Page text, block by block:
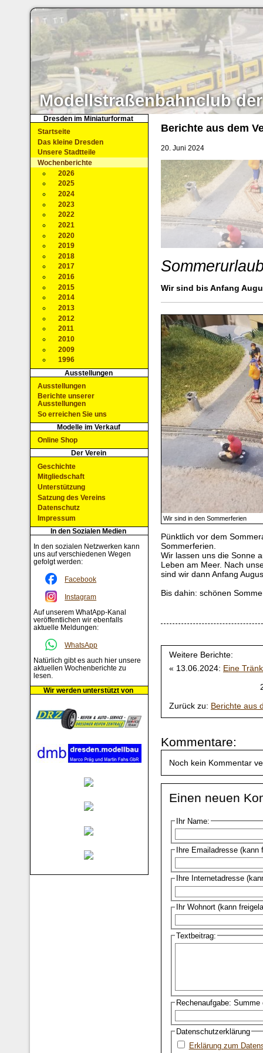
Modellstraßenbahnclub der
Berichte aus dem
20. Juni 2024
Wir sind bis Anfang
Wir sind in den Sommerferien
Pünktlich vor dem
Sommerferien.
Wir lassen uns die Sonne
Leben am Meer. Nach
sind wir dann Anfang
Bis dahin: schönen
Weitere Berichte:
« 13.06.2024: Eine
Zurück zu: Berichte aus
Kommentare:
Noch kein Kommentar
Einen neuen
Ihr Name:
Ihre Emailadresse (kann
Ihre Internetadresse
Ihr Wohnort (kann
Textbeitrag:
Rechenaufgabe:
Datenschutzerklärung
Erklärung zum
Dresden im Miniaturformat
Startseite
Das kleine Dresden
Unsere Stadtteile
Wochenberichte
2026
2025
2024
2023
2022
2021
2020
2019
2018
2017
2016
2015
2014
2013
2012
2011
2010
2009
1996
Ausstellungen
Ausstellungen
Berichte unserer
Ausstellungen
So erreichen Sie uns
Modelle im Verkauf
Online Shop
Der Verein
Geschichte
Mitgliedschaft
Unterstützung
Satzung des Vereins
Datenschutz
Impressum
In den Sozialen Medien
In den sozialen Netzwerken kann
uns auf verschiedenen Wegen
gefolgt werden:
Facebook
Instagram
Auf unserem WhatApp-Kanal
veröffentlichen wir ebenfalls
aktuelle Meldungen:
WhatsApp
Natürlich gibt es auch hier unsere
aktuellen Wochenberichte zu
lesen.
Wir werden unterstützt von